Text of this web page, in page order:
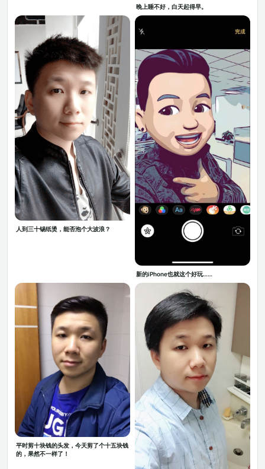
晚上睡不好，白天起得早。
人到三十锡纸烫，能否泡个大波浪？
新的iPhone也就这个好玩……
平时剪十块钱的头发，今天剪了个十五块钱
的，果然不一样了！